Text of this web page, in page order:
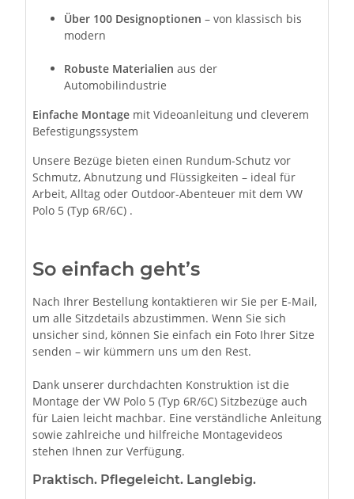
Über 100 Designoptionen – von klassisch bis
modern
Robuste Materialien aus der
Automobilindustrie
Einfache Montage mit Videoanleitung und cleverem
Befestigungssystem
Unsere Bezüge bieten einen Rundum-Schutz vor
Schmutz, Abnutzung und Flüssigkeiten – ideal für
Arbeit, Alltag oder Outdoor-Abenteuer mit dem VW
Polo 5 (Typ 6R/6C) .
So einfach geht’s
Nach Ihrer Bestellung kontaktieren wir Sie per E-Mail,
um alle Sitzdetails abzustimmen. Wenn Sie sich
unsicher sind, können Sie einfach ein Foto Ihrer Sitze
senden – wir kümmern uns um den Rest.
Dank unserer durchdachten Konstruktion ist die
Montage der VW Polo 5 (Typ 6R/6C) Sitzbezüge auch
für Laien leicht machbar. Eine verständliche Anleitung
sowie zahlreiche und hilfreiche Montagevideos
stehen Ihnen zur Verfügung.
Praktisch. Pflegeleicht. Langlebig.